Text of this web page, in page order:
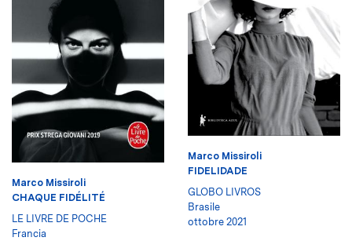
Marco Missiroli
CHAQUE FIDÉLITÉ
LE LIVRE DE POCHE
Francia
Marco Missiroli
FIDELIDADE
GLOBO LIVROS
Brasile
ottobre 2021